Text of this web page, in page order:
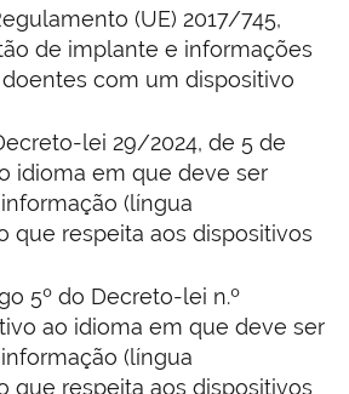
(UE) 2017/745,
de implante e informações
com um dispositivo
lei 29/2024, de 5 de
idioma em que deve ser
(língua
que respeita aos dispositivos
5º do Decreto-lei n.º
ao idioma em que deve ser
(língua
que respeita aos dispositivos